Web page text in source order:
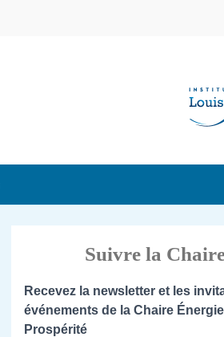
Suivre la
Recevez la newsletter et les
événements de la Chaire
Prospérité